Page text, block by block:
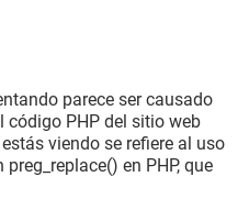
parece ser causado
código PHP del sitio web
viendo se refiere al uso
en PHP, que